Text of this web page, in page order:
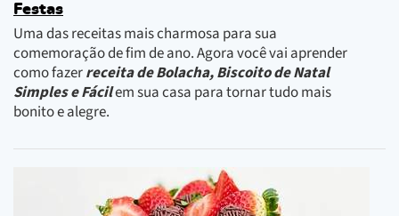
Festas
Uma das receitas mais charmosa para sua
comemoração de fim de ano. Agora você vai aprender
como fazerreceita de Bolacha, Biscoito de Natal
Simples e Fácilem sua casa para tornar tudo mais
bonito e alegre.